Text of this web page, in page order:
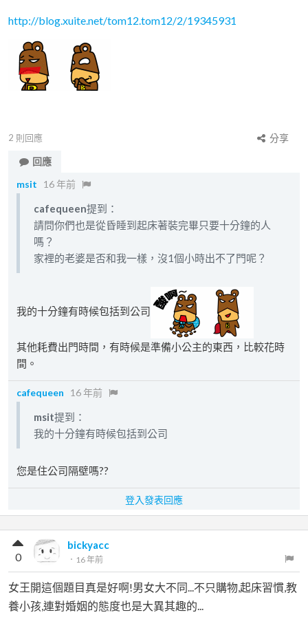
http://blog.xuite.net/tom12.tom12/2/19345931
2 則回應
分享
回應
msit
16 年前
cafequeen提到：
請問你們也是從昏睡到起床著裝完畢只要十分鐘的人
嗎？
家裡的老婆是否和我一樣，沒1個小時出不了門呢？
我的十分鐘有時候包括到公司
其他耗費出門時間，有時候是準備小公主的東西，比較花時
間。
cafequeen 16 年前
msit提到：
我的十分鐘有時候包括到公司
您是住公司隔壁嗎??
登入發表回應
bickyacc
． 16 年前
0
女王開這個題目真是好啊!男女大不同...不只購物,起床習慣,教
養小孩,連對婚姻的態度也是大異其趣的...